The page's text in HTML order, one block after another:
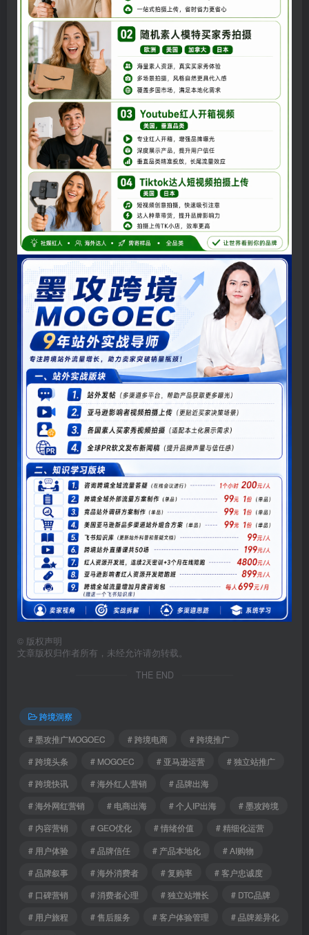
© 版权声明
文章版权归作者所有，未经允许请勿转载。
THE END
跨境洞察
# 墨攻推广MOGOEC
# 跨境电商
# 跨境推广
# 跨境头条
# MOGOEC # 亚马逊运营
# 独立站推广
# 跨境快讯
# 海外红人营销
# 品牌出海
# 海外网红营销
# 电商出海 # 个人IP出海
# 墨攻跨境
# 内容营销
# GEO优化 # 情绪价值
# 精细化运营
# 用户体验
# 品牌信任 # 产品本地化
# AI购物
# 品牌叙事
# 海外消费者 # 复购率
# 客户忠诚度
# 口碑营销
# 消费者心理 # 独立站增长
# DTC品牌
# 用户旅程
# 售后服务 # 客户体验管理
# 品牌差异化